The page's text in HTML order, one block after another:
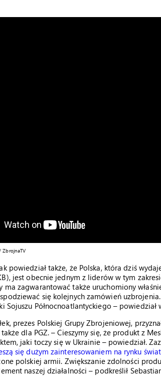
ZbrojnaTV
powiedział także, że Polska, która dziś
jest obecnie jednym z liderów w tym
ma zagwarantować także uruchomiony
się kolejnych zamówień
Sojuszu Północnoatlantyckiego – powiedział
prezes Polskiej Grupy Zbrojeniowej,
dla PGZ. – Cieszymy się, że produkt z
jaki toczy się w Ukrainie – powiedział.
się dużym zainteresowaniem na rynku
polskiej armii. Zwiększanie zdolności
naszej działalności – podkreślił